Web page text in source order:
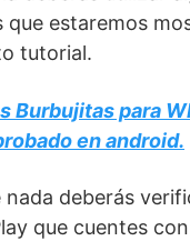
que estaremos
tutorial.
Burbujitas para
en android.
nada deberás
que cuentes